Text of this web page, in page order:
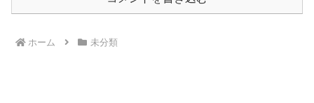
ホーム 未分類